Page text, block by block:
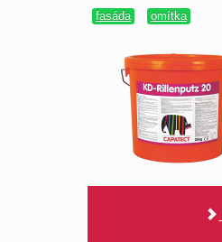
fasáda omítka